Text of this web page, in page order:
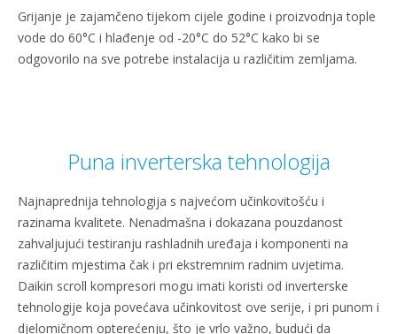
Grijanje je zajamčeno tijekom cijele godine i proizvodnja tople
vode do 60°C i hlađenje od -20°C do 52°C kako bi se
odgovorilo na sve potrebe instalacija u različitim zemljama.
Puna inverterska tehnologija
Najnaprednija tehnologija s najvećom učinkovitošću i
razinama kvalitete. Nenadmašna i dokazana pouzdanost
zahvaljujući testiranju rashladnih uređaja i komponenti na
različitim mjestima čak i pri ekstremnim radnim uvjetima.
Daikin scroll kompresori mogu imati koristi od inverterske
tehnologije koja povećava učinkovitost ove serije, i pri punom i
djelomičnom opterećenju, što je vrlo važno, budući da